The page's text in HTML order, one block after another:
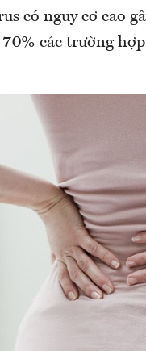
có nguy cơ cao
các trường